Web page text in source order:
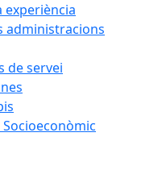
administracions
de servei